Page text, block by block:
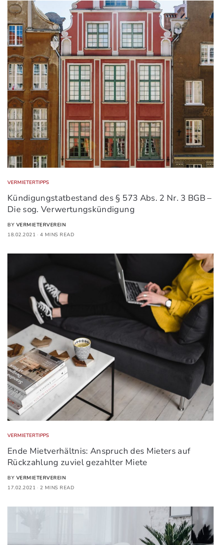
VERMIETERTIPPS
Kündigungstatbestand des § 573 Abs. 2 Nr. 3 BGB –
Die sog. Verwertungskündigung
BY VERMIETERVEREIN
18.02.2021
4 MINS READ
VERMIETERTIPPS
Ende Mietverhältnis: Anspruch des Mieters auf
Rückzahlung zuviel gezahlter Miete
BY VERMIETERVEREIN
17.02.2021
2 MINS READ